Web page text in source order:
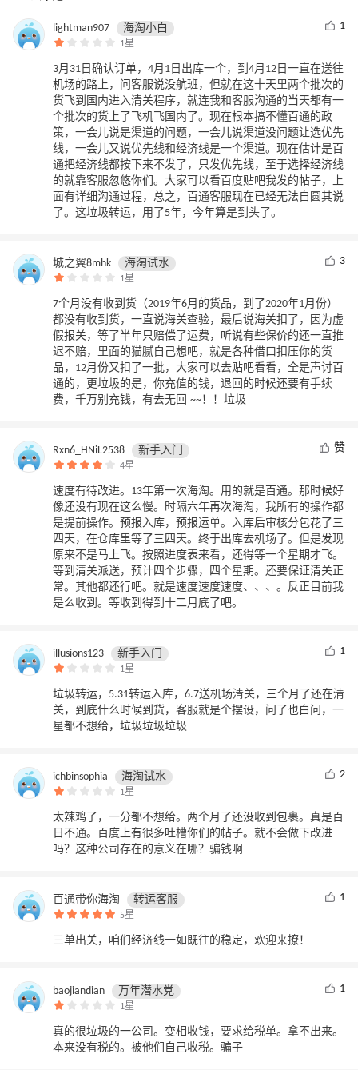
lightman907 海淘小白
1星
1
3月31日确认订单，4月1日出库一个，到4月12日一直在送往
机场的路上，问客服说没航班，但就在这十天里两个批次的
货飞到国内进入清关程序，就连我和客服沟通的当天都有一
个批次的货上了飞机飞国内了。现在根本搞不懂百通的政
策，一会儿说是渠道的问题，一会儿说渠道没问题让选优先
线，一会儿又说优先线和经济线是一个渠道。现在估计是百
通把经济线都按下来不发了，只发优先线，至于选择经济线
的就靠客服忽悠你们。大家可以看百度贴吧我发的帖子，上
面有详细沟通过程，总之，百通客服现在已经无法自圆其说
了。这垃圾转运，用了5年，今年算是到头了。
城之翼8mhk 海淘试水
1星
3
7个月没有收到货（2019年6月的货品，到了2020年1月份）
都没有收到货，一直说海关查验，最后说海关扣了，因为虚
假报关，等了半年只赔偿了运费，听说有些保价的还一直推
迟不赔，里面的猫腻自己想吧，就是各种借口扣压你的货
品，12月份又扣了一批，大家可以去贴吧看看，全是声讨百
通的，更垃圾的是，你充值的钱，退回的时候还要有手续
费，千万别充钱，有去无回 ~~！！垃圾
Rxn6_HNiL2538 新手入门
4星
赞
速度有待改进。13年第一次海淘。用的就是百通。那时候好
像还没有现在这么慢。时隔六年再次海淘，我所有的操作都
是提前操作。预报入库，预报运单。入库后审核分包花了三
四天，在仓库里等了三四天。终于出库去机场了。但是发现
原来不是马上飞。按照进度表来看，还得等一个星期才飞。
等到清关派送，预计四个步骤，四个星期。还要保证清关正
常。其他都还行吧。就是速度速度速度、、、。反正目前我
是么收到。等收到得到十二月底了吧。
illusions123 新手入门
1星
1
垃圾转运，5.31转运入库，6.7送机场清关，三个月了还在清
关，到底什么时候到货，客服就是个摆设，问了也白问，一
星都不想给，垃圾垃圾垃圾
ichbinsophia 海淘试水
1星
2
太辣鸡了，一分都不想给。两个月了还没收到包裹。真是百
日不通。百度上有很多吐槽你们的帖子。就不会做下改进
吗？这种公司存在的意义在哪？骗钱啊
百通带你海淘 转运客服
5星
1
三单出关，咱们经济线一如既往的稳定，欢迎来撩！
baojiandian 万年潜水党
1星
1
真的很垃圾的一公司。变相收钱，要求给税单。拿不出来。
本来没有税的。被他们自己收税。骗子